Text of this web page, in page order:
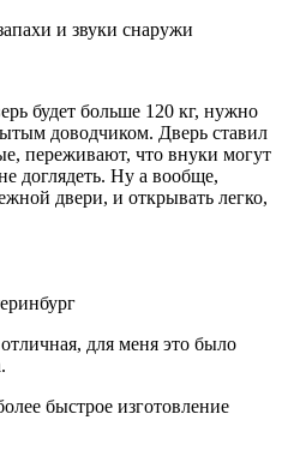
и звуки снаружи
будет больше 120 кг, нужно
доводчиком. Дверь ставил
переживают, что внуки могут
доглядеть. Ну а вообще,
двери, и открывать легко,
для меня это было
быстрое изготовление